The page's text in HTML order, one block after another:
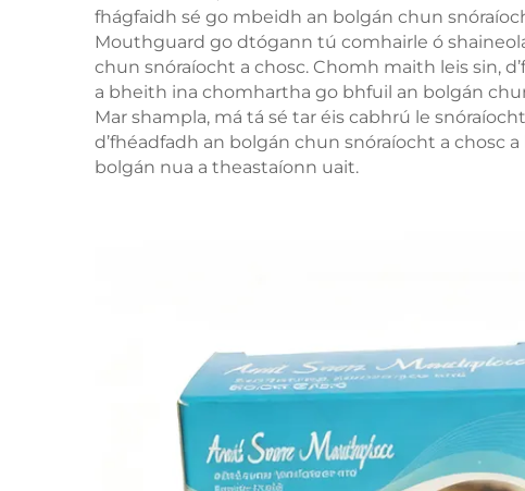
fhágfaidh sé go mbeidh an bolgán chun
Mouthguard go dtógann tú comhairle ó
chun snóraíocht a chosc. Chomh maith leis sin,
a bheith ina chomhartha go bhfuil an bolgán
Mar shampla, má tá sé tar éis cabhrú le
d’fhéadfadh an bolgán chun snóraíocht a chosc
bolgán nua a theastaíonn uait.